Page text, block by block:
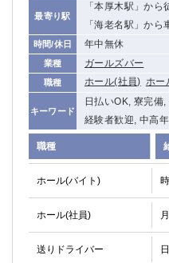
最寄り駅
「本厚木駅」か
「海老名駅」か
時間/休日 年中無休
業種 ガールズバー
職種 ホール(社員) ホー
キーワード
日払いOK, 寮完備
経験者歓迎, 中高
職種
ホール(バイト)
ホール(社員)
送りドライバー